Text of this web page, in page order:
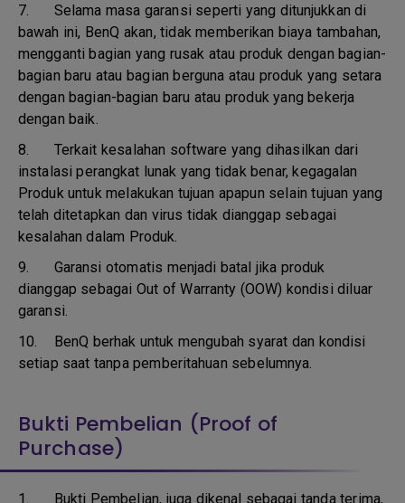
7. Selama masa garansi seperti yang ditunjukkan di
bawah ini, BenQ akan, tidak memberikan biaya tambahan,
mengganti bagian yang rusak atau produk dengan bagian-
bagian baru atau bagian berguna atau produk yang setara
dengan bagian-bagian baru atau produk yang bekerja
dengan baik.
8. Terkait kesalahan software yang dihasilkan dari
instalasi perangkat lunak yang tidak benar, kegagalan
Produk untuk melakukan tujuan apapun selain tujuan yang
telah ditetapkan dan virus tidak dianggap sebagai
kesalahan dalam Produk.
9. Garansi otomatis menjadi batal jika produk
dianggap sebagai Out of Warranty (OOW) kondisi diluar
garansi.
10. BenQ berhak untuk mengubah syarat dan kondisi
setiap saat tanpa pemberitahuan sebelumnya.
Bukti Pembelian (Proof of
Purchase)
1. Bukti Pembelian, juga dikenal sebagai tanda terima,